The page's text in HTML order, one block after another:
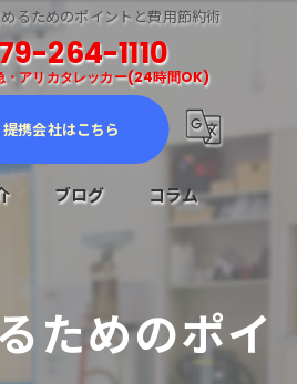
るためのポイントと費用節約術
264-1110
・アリカタレッカー(24時間OK)
提携会社はこちら
ブログ コラム
ためのポイ